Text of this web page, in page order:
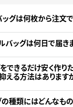
グは何枚から注文
バッグは何日で届き
できるだけ安く作り
える方法はあります
種類にはどんなも